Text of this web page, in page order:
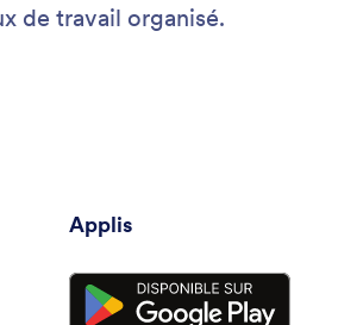
de travail organisé.
Applis